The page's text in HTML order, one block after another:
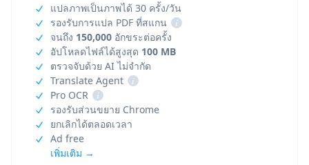
แปลภาพเป็นภาพได้ 30 ครั้ง/วัน
รองรับการแปล PDF ที่สแกน
i
จนถึง 150,000 อักขระต่อครั้ง
อัปโหลดไฟล์ได้สูงสุด 100 MB
ตรวจจับด้วย AI ไม่จำกัด
Translate Agent
i
Pro OCR
i
รองรับส่วนขยาย Chrome
ยกเลิกได้ตลอดเวลา
Ad free
เพิ่มเติม →